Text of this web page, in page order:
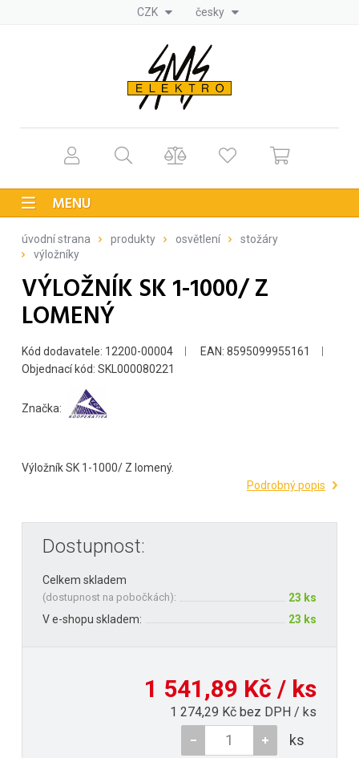
CZK česky
MENU
úvodní strana produkty osvětlení
stožáry
výložníky
VÝLOŽNÍK SK 1-1000/ Z
LOMENÝ
Kód dodavatele: 12200-00004
EAN: 8595099955161
Objednací kód: SKL000080221
Značka:
Výložník SK 1-1000/ Z lomený.
Podrobný popis
Dostupnost:
Celkem skladem
(dostupnost na pobočkách):
23 ks
V e-shopu skladem:
23 ks
1 541,89 Kč / ks
1 274,29 Kč bez DPH / ks
ks